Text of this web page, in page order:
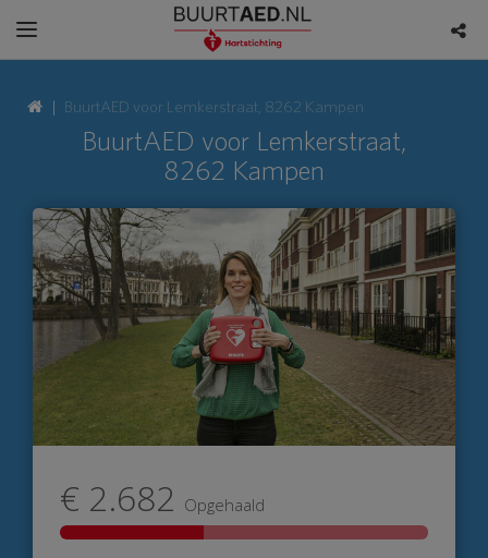
BuurtAED voor Lemkerstraat, 8262 Kampen
BuurtAED voor Lemkerstraat,
8262 Kampen
€ 2.682 Opgehaald